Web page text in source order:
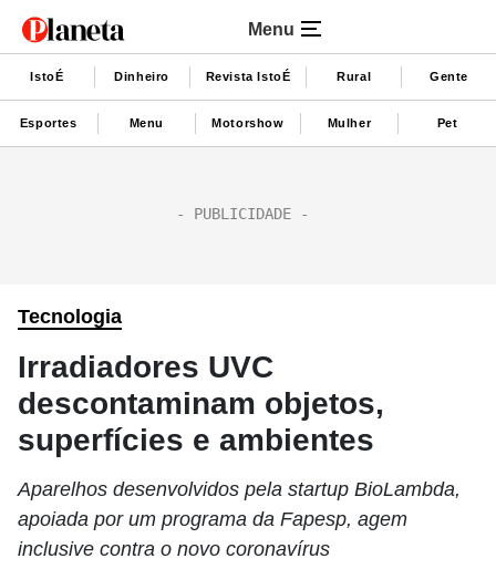
Menu
IstoÉ Dinheiro Revista IstoÉ Rural Gente
Esportes Menu Motorshow Mulher Pet
Tecnologia
Irradiadores UVC
descontaminam objetos,
superfícies e ambientes
Aparelhos desenvolvidos pela startup BioLambda,
apoiada por um programa da Fapesp, agem
inclusive contra o novo coronavírus